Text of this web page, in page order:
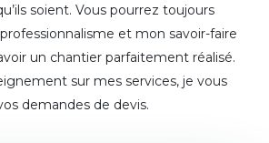
soient. Vous pourrez toujours
et mon savoir-faire
un chantier parfaitement réalisé.
sur mes services, je vous
demandes de devis.